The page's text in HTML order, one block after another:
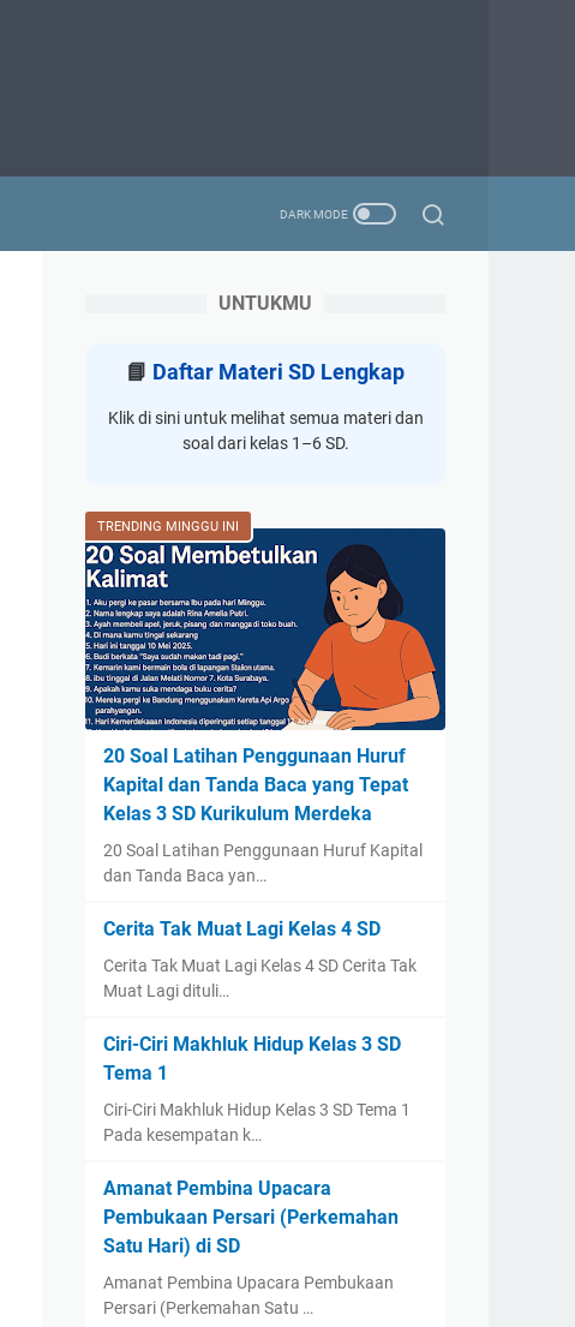
UNTUKMU
📘 Daftar Materi SD Lengkap
Klik di sini untuk melihat semua materi dan
soal dari kelas 1–6 SD.
TRENDING MINGGU INI
20 Soal Latihan Penggunaan Huruf
Kapital dan Tanda Baca yang Tepat
Kelas 3 SD Kurikulum Merdeka
20 Soal Latihan Penggunaan Huruf Kapital
dan Tanda Baca yan…
Cerita Tak Muat Lagi Kelas 4 SD
Cerita Tak Muat Lagi Kelas 4 SD Cerita Tak
Muat Lagi dituli…
Ciri-Ciri Makhluk Hidup Kelas 3 SD
Tema 1
Ciri-Ciri Makhluk Hidup Kelas 3 SD Tema 1
Pada kesempatan k…
Amanat Pembina Upacara
Pembukaan Persari (Perkemahan
Satu Hari) di SD
Amanat Pembina Upacara Pembukaan
Persari (Perkemahan Satu …